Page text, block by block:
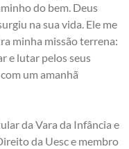
do bem. Deus
na sua vida. Ele me
minha missão terrena:
e lutar pelos seus
um amanhã
da Vara da Infância e
da Uesc e membro